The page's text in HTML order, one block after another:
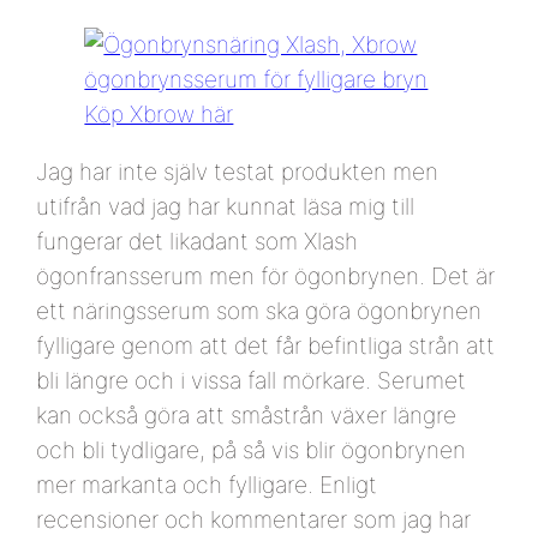
Köp Xbrow här
Jag har inte själv testat produkten men
utifrån vad jag har kunnat läsa mig till
fungerar det likadant som Xlash
ögonfransserum men för ögonbrynen. Det är
ett näringsserum som ska göra ögonbrynen
fylligare genom att det får befintliga strån att
bli längre och i vissa fall mörkare. Serumet
kan också göra att småstrån växer längre
och bli tydligare, på så vis blir ögonbrynen
mer markanta och fylligare. Enligt
recensioner och kommentarer som jag har